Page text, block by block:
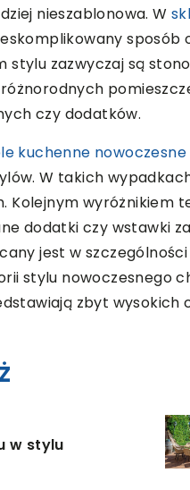
nieszablonowa. W
sposób
stylu zazwyczaj są
czy dodatków.
kuchenne nowoczesne
W takich
Kolejnym wyróżnikiem
dodatki czy wstawki
jest w
stylu nowoczesnego
zbyt wysokich
w stylu